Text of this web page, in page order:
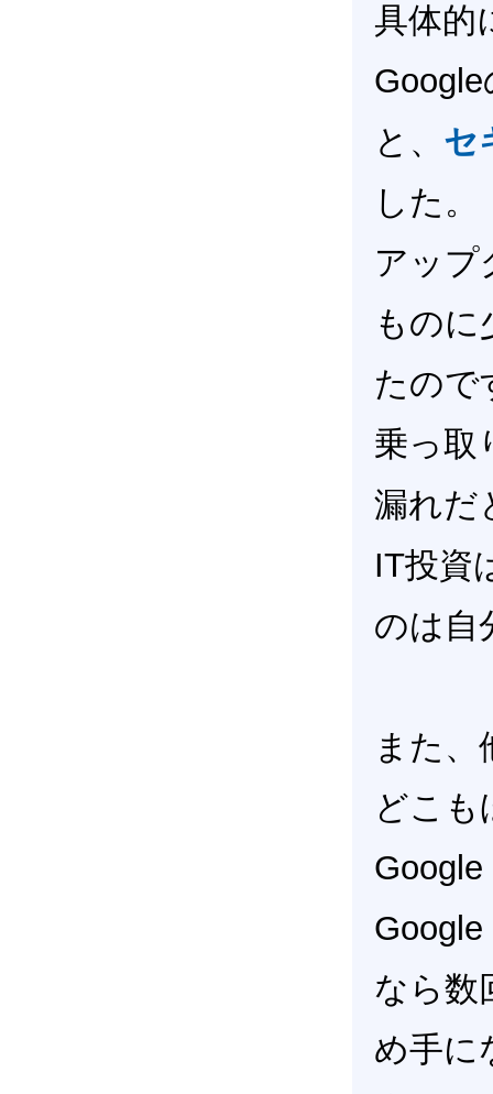
具体的
と、 セ
した。
アップ
もの
たので
乗っ取
漏れだ
IT投資
のは自
また
どこも
なら数
め手に